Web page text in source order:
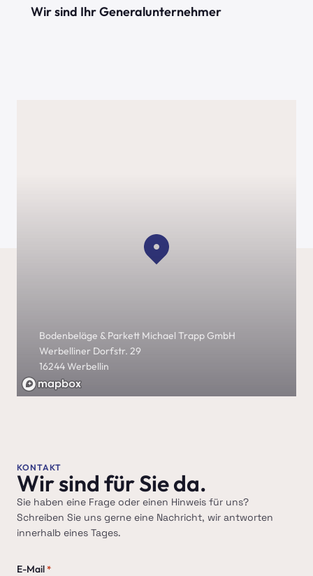
nach unseren Arbeiten beim Möbeltransport.
Wir sind Ihr Generalunternehmer
Bodenbeläge & Parkett Michael Trapp GmbH
Werbelliner Dorfstr. 29
16244 Werbellin
KONTAKT
Wir sind für Sie da.
Sie haben eine Frage oder einen Hinweis für uns?
Schreiben Sie uns gerne eine Nachricht, wir antworten
innerhalb eines Tages.
E-Mail *